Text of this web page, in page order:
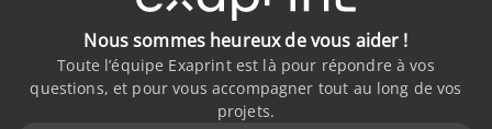
Nous sommes heureux de vous aider !
Toute l’équipe Exaprint est là pour répondre à vos
questions, et pour vous accompagner tout au long de vos
projets.